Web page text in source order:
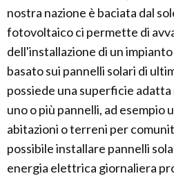
nostra nazione è baciata dal
fotovoltaico ci permette di
dell'installazione di un
basato sui pannelli solari di
possiede una superficie
uno o più pannelli, ad esempio
abitazioni o terreni per
possibile installare pannelli
energia elettrica giornaliera